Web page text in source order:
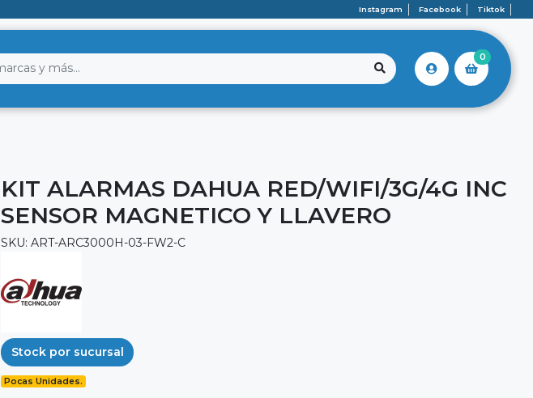
Instagram Facebook Tiktok
0
KIT ALARMAS DAHUA RED/WIFI/3G/4G INC
SENSOR MAGNETICO Y LLAVERO
SKU: ART-ARC3000H-03-FW2-C
Stock por sucursal
Pocas Unidades.